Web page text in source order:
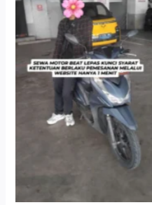
Cityplaza Jatinegara
Gedung Parkir P6A